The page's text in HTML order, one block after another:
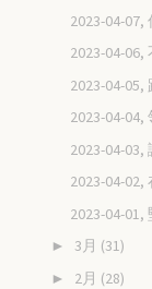
2023-04-
2023-04-
2023-04-
2023-04-
2023-04-
2023-04-
2023-04-
► 3月 (31)
► 2月 (28)